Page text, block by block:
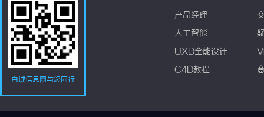
白城信息网与您同行
产品经理
人工智能
UXD全能设计
C4D教程